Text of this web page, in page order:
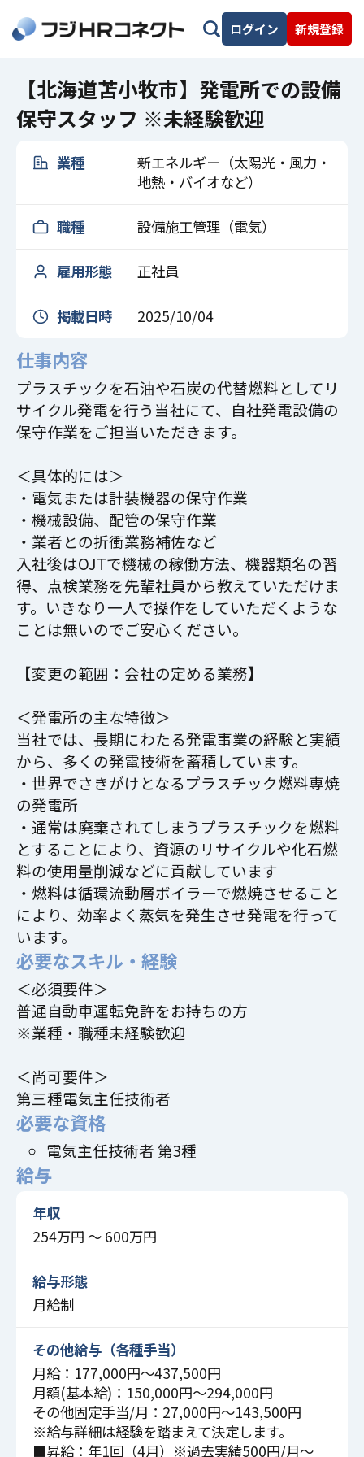
ログイン 新規登録
【北海道苫小牧市】発電所での設備
保守スタッフ ※未経験歓迎
業種
新エネルギー（太陽光・風力・
地熱・バイオなど）
職種 設備施工管理（電気）
雇用形態 正社員
掲載日時 2025/10/04
仕事内容
プラスチックを石油や石炭の代替燃料としてリ
サイクル発電を行う当社にて、自社発電設備の
保守作業をご担当いただきます。
＜具体的には＞
・電気または計装機器の保守作業
・機械設備、配管の保守作業
・業者との折衝業務補佐など
入社後はOJTで機械の稼働方法、機器類名の習
得、点検業務を先輩社員から教えていただけま
す。いきなり一人で操作をしていただくような
ことは無いのでご安心ください。
【変更の範囲：会社の定める業務】
＜発電所の主な特徴＞
当社では、長期にわたる発電事業の経験と実績
から、多くの発電技術を蓄積しています。
・世界でさきがけとなるプラスチック燃料専焼
の発電所
・通常は廃棄されてしまうプラスチックを燃料
とすることにより、資源のリサイクルや化石燃
料の使用量削減などに貢献しています
・燃料は循環流動層ボイラーで燃焼させること
により、効率よく蒸気を発生させ発電を行って
います。
必要なスキル・経験
＜必須要件＞
普通自動車運転免許をお持ちの方
※業種・職種未経験歓迎
＜尚可要件＞
第三種電気主任技術者
必要な資格
電気主任技術者 第3種
給与
年収
254万円 〜 600万円
給与形態
月給制
その他給与（各種手当）
月給：177,000円～437,500円
月額(基本給)：150,000円～294,000円
その他固定手当/月：27,000円～143,500円
※給与詳細は経験を踏まえて決定します。
■昇給：年1回（4月）※過去実績500円/月～